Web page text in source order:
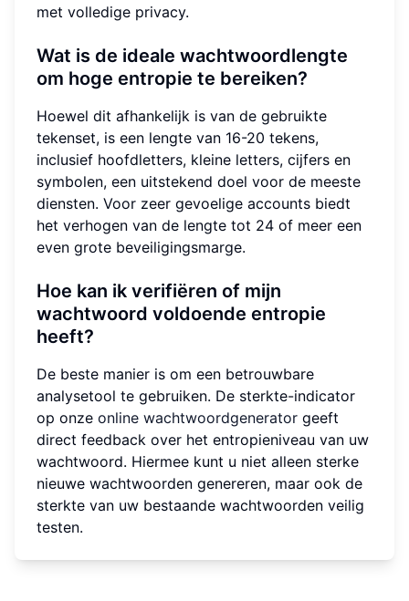
met volledige privacy.
Wat is de ideale wachtwoordlengte
om hoge entropie te bereiken?
Hoewel dit afhankelijk is van de gebruikte
tekenset, is een lengte van 16-20 tekens,
inclusief hoofdletters, kleine letters, cijfers en
symbolen, een uitstekend doel voor de meeste
diensten. Voor zeer gevoelige accounts biedt
het verhogen van de lengte tot 24 of meer een
even grote beveiligingsmarge.
Hoe kan ik verifiëren of mijn
wachtwoord voldoende entropie
heeft?
De beste manier is om een betrouwbare
analysetool te gebruiken. De sterkte-indicator
op onze online wachtwoordgenerator geeft
direct feedback over het entropieniveau van uw
wachtwoord. Hiermee kunt u niet alleen sterke
nieuwe wachtwoorden genereren, maar ook de
sterkte van uw bestaande wachtwoorden veilig
testen.